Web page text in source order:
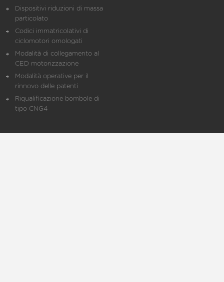
Dispositivi riduzioni di massa
particolato
Codici immatricolativi di
ciclomotori omologati
Modalità di collegamento al
CED motorizzazione
Modalità operative per il
rinnovo delle patenti
Riqualificazione bombole di
tipo CNG4